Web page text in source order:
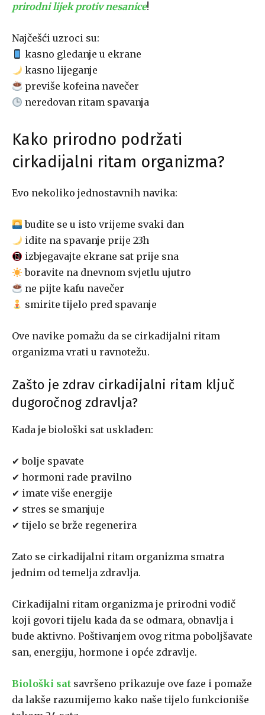
prirodni lijek protiv nesanice!
Najčešći uzroci su:
kasno gledanje u ekrane
kasno lijeganje
previše kofeina navečer
neredovan ritam spavanja
Kako prirodno podržati
cirkadijalni ritam organizma?
Evo nekoliko jednostavnih navika:
budite se u isto vrijeme svaki dan
idite na spavanje prije 23h
izbjegavajte ekrane sat prije sna
boravite na dnevnom svjetlu ujutro
ne pijte kafu navečer
smirite tijelo pred spavanje
Ove navike pomažu da se cirkadijalni ritam
organizma vrati u ravnotežu.
Zašto je zdrav cirkadijalni ritam ključ
dugoročnog zdravlja?
Kada je biološki sat usklađen:
✔ bolje spavate
✔ hormoni rade pravilno
✔ imate više energije
✔ stres se smanjuje
✔ tijelo se brže regenerira
Zato se cirkadijalni ritam organizma smatra
jednim od temelja zdravlja.
Cirkadijalni ritam organizma je prirodni vodič
koji govori tijelu kada da se odmara, obnavlja i
bude aktivno. Poštivanjem ovog ritma poboljšavate
san, energiju, hormone i opće zdravlje.
Biološki sat savršeno prikazuje ove faze i pomaže
da lakše razumijemo kako naše tijelo funkcioniše